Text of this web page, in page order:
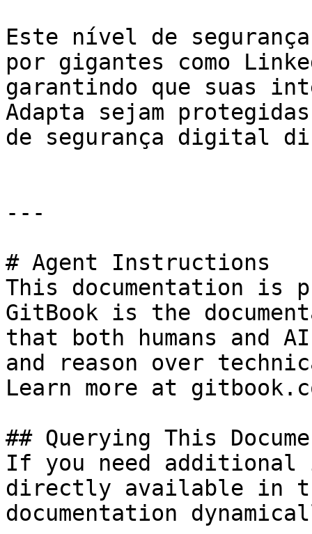
Este nível de
por gigantes como
garantindo que suas
Adapta sejam
de segurança digital
---
# Agent Instructions
This documentation is
GitBook is the
that both humans and
and reason over
Learn more at
## Querying This
If you need
directly available in
documentation